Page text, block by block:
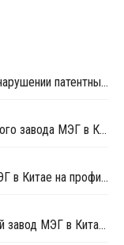
Starlinger выиграла судебный процесс о нарушении патентных прав в Китае
Sinopec Zhongke возобновила работу нового завода МЭГ в Китае после профилактики
Sinopec Zhongke закрыла новый завод МЭГ в Китае на профилактику
Fujian Gulei Petrochemical загрузила новый завод МЭГ в Китае на уровне 50%